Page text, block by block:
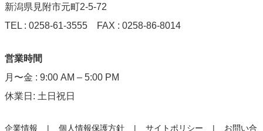
新潟県見附市元町2-5-72
TEL : 0258-61-3555 FAX : 0258-86-8014
営業時間
月〜金 : 9:00 AM – 5:00 PM
休業日: 土日祝日
企業情報 個人情報保護方針 サイトポリシー お問い合